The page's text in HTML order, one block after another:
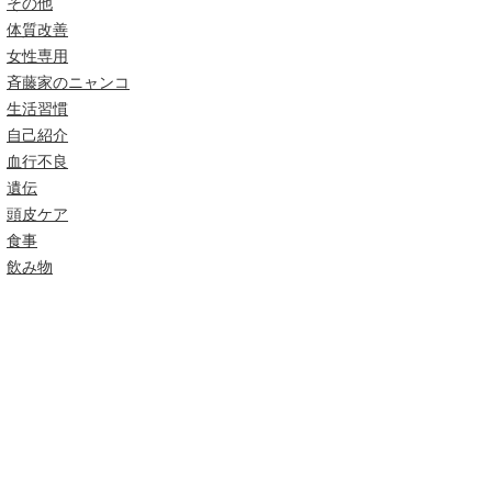
体質改善
女性専用
斉藤家のニャンコ
生活習慣
自己紹介
血行不良
遺伝
頭皮ケア
食事
飲み物